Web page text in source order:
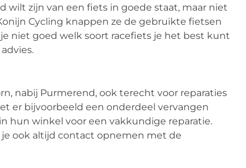
wilt zijn van een fiets in goede staat, maar niet
Cycling knappen ze de gebruikte fietsen
niet goed welk soort racefiets je het best kunt
nabij Purmerend, ook terecht voor reparaties
er bijvoorbeeld een onderdeel vervangen
hun winkel voor een vakkundige reparatie.
je ook altijd contact opnemen met de